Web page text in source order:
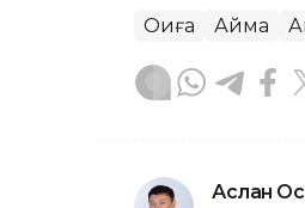
Оқиға Аймақ
Аслан